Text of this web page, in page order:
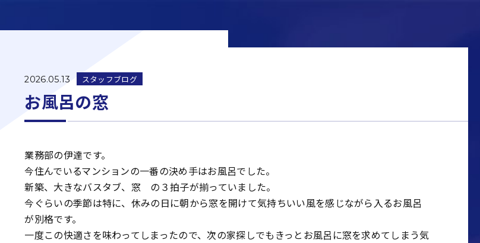
2026.05.13 スタッフブログ
お風呂の窓
業務部の伊達です。
今住んでいるマンションの一番の決め手はお風呂でした。
新築、大きなバスタブ、窓 の３拍子が揃っていました。
今ぐらいの季節は特に、休みの日に朝から窓を開けて気持ちいい風を感じながら入るお風呂
が別格です。
一度この快適さを味わってしまったので、次の家探しでもきっとお風呂に窓を求めてしまう気